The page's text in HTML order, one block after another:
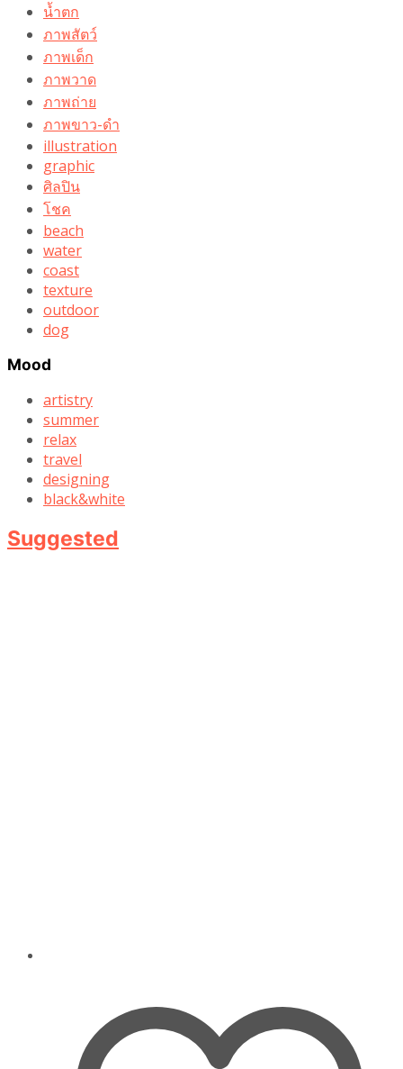
น้ำตก
ภาพสัตว์
ภาพเด็ก
ภาพวาด
ภาพถ่าย
ภาพขาว-ดำ
illustration
graphic
ศิลปิน
โชค
beach
water
coast
texture
outdoor
dog
Mood
artistry
summer
relax
travel
designing
black&white
Suggested